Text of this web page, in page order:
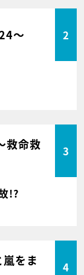
～ 2
救命救
3
!?
をま
4